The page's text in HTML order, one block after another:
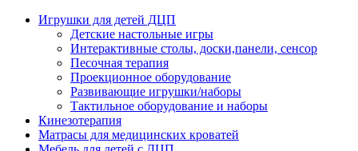
Игрушки для детей ДЦП
Детские настольные игры
Интерактивные столы, доски,панели, сенсор
Песочная терапия
Проекционное оборудование
Развивающие игрушки/наборы
Тактильное оборудование и наборы
Кинезотерапия
Матрасы для медицинских кроватей